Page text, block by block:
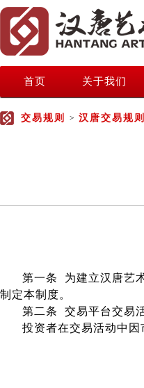
首页 关于我们
交易规则 > 汉唐交易规则
第一条 为建立汉唐艺
制定本制度。
第二条 交易平台交易
投资者在交易活动中